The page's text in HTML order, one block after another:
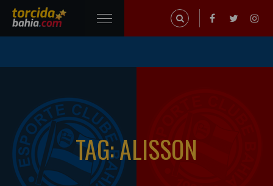
TAG: ALISSON